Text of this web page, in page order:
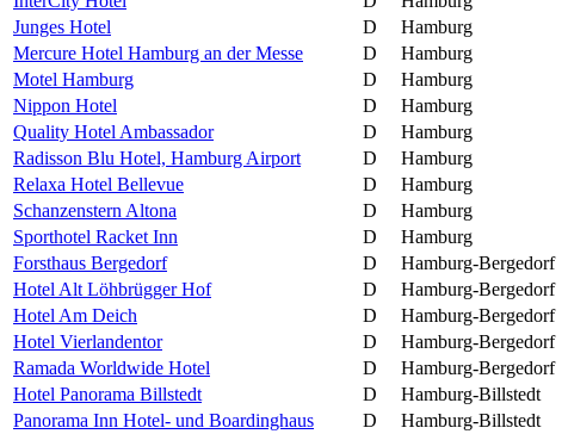
Junges Hotel
D Hamburg
Mercure Hotel Hamburg an der Messe
D Hamburg
Motel Hamburg
D Hamburg
Nippon Hotel
D Hamburg
Quality Hotel Ambassador
D Hamburg
Radisson Blu Hotel, Hamburg Airport
D Hamburg
Relaxa Hotel Bellevue
D Hamburg
Schanzenstern Altona
D Hamburg
Sporthotel Racket Inn
D Hamburg
Forsthaus Bergedorf
D Hamburg-Bergedorf
Hotel Alt Löhbrügger Hof
D Hamburg-Bergedorf
Hotel Am Deich
D Hamburg-Bergedorf
Hotel Vierlandentor
D Hamburg-Bergedorf
Ramada Worldwide Hotel
D Hamburg-Bergedorf
Hotel Panorama Billstedt
D Hamburg-Billstedt
Panorama Inn Hotel- und Boardinghaus
D Hamburg-Billstedt